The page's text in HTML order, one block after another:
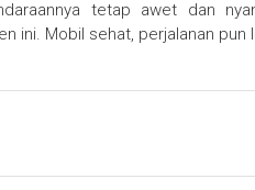
tetap awet dan
ini. Mobil sehat, perjalanan pun